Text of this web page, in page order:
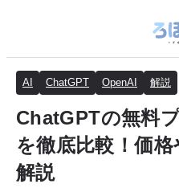
AI ChatGPT OpenAI 解説
ChatGPTの無料
を徹底比較！価
解説